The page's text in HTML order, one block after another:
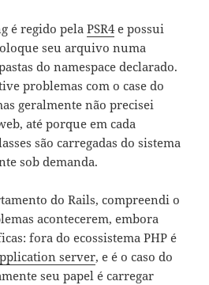
é regido pelaPSR4e possui
seu arquivo numa
do namespace declarado.
problemas com o case do
geralmente não precisei
até porque em cada
são carregadas do sistema
sob demanda.
do Rails, compreendi o
acontecerem, embora
fora do ecossistema PHP é
server, e é o caso do
seu papel é carregar